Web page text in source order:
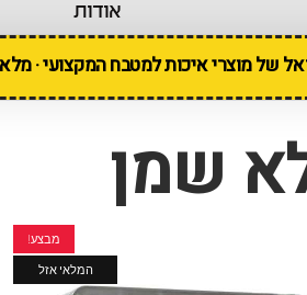
אודות
של מוצרי איכות למטבח המקצועי ·
שמן
מבצע!
המלאי אזל